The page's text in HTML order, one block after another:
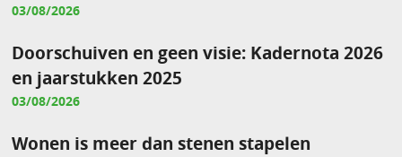
03/08/2026
Doorschuiven en geen visie: Kadernota 2026
en jaarstukken 2025
03/08/2026
Wonen is meer dan stenen stapelen